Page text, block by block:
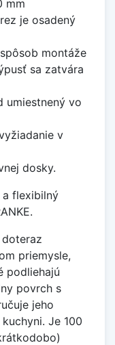
mm
je osadený
montáže
sa zatvára
umiestnený vo
v
dosky.
flexibilný
priemysle,
podliehajú
povrch s
jeho
Je 100